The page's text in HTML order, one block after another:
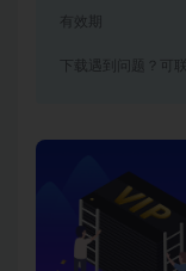
有效期
下载遇到问题？可